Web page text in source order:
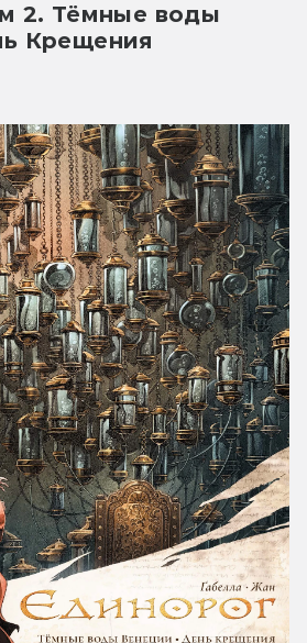
2. Тёмные воды
Крещения